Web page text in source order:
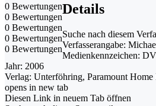
0 Bewertungen
0 Bewertungen
0 Bewertungen
0 Bewertungen
0 Bewertungen
Details
Suche nach diesem
Verfasserangabe:
Medienkennzeichen:
Jahr: 2006
Verlag: Unterföhring, Paramount Home
opens in new tab
Diesen Link in neuem Tab öffnen